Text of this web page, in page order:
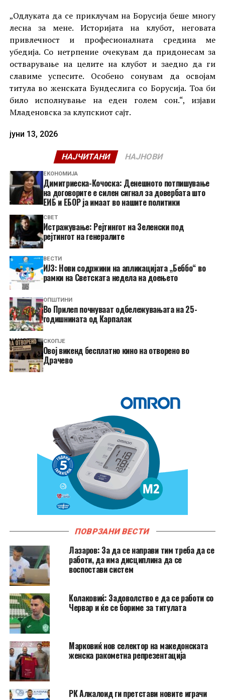
„Одлуката да се приклучам на Борусија беше многу
лесна за мене. Историјата на клубот, неговата
привлечност и професионалната средина ме
убедија. Со нетрпение очекувам да придонесам за
остварување на целите на клубот и заедно да ги
славиме успесите. Особено сонувам да освојам
титула во женската Бундеслига со Борусија. Тоа би
било исполнување на еден голем сон.“, изјави
Младеновска за клупскиот сајт.
јуни 13, 2026
НАЈЧИТАНИ НАЈНОВИ
ЕКОНОМИЈА
Димитриеска-Кочоска: Денешното потпишување
на договорите е силен сигнал за довербата што
ЕИБ и ЕБОР ја имаат во нашите политики
СВЕТ
Истражување: Рејтингот на Зеленски под
рејтингот на генералите
ВЕСТИ
ИЈЗ: Нови содржини на апликацијата „Беббо“ во
рамки на Светската недела на доењето
ОПШТИНИ
Во Прилеп почнуваат одбележувањата на 25-
годишнината од Карпалак
СКОПЈЕ
​Овој викенд бесплатно кино на отворено во
Драчево
ПОВРЗАНИ ВЕСТИ
Лазаров: За да се направи тим треба да се
работи, да има дисциплина да се
воспостави систем
Колаковиќ: Задоволство е да се работи со
Червар и ќе се бориме за титулата
Марковиќ нов селектор на македонската
женска ракометна репрезентација
РК Алкалоид ги претстави новите играчи